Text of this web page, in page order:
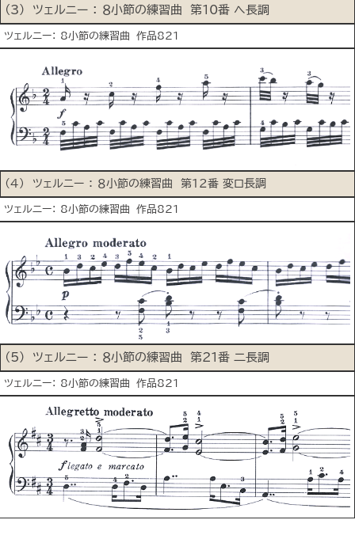
(3) ツェルニー ： ８小節の練習曲 第10番 へ長調
ツェルニー： 8小節の練習曲 作品821
(4) ツェルニー ： ８小節の練習曲 第12番 変ロ長調
ツェルニー： 8小節の練習曲 作品821
(5) ツェルニー ： ８小節の練習曲 第21番 二長調
ツェルニー： 8小節の練習曲 作品821